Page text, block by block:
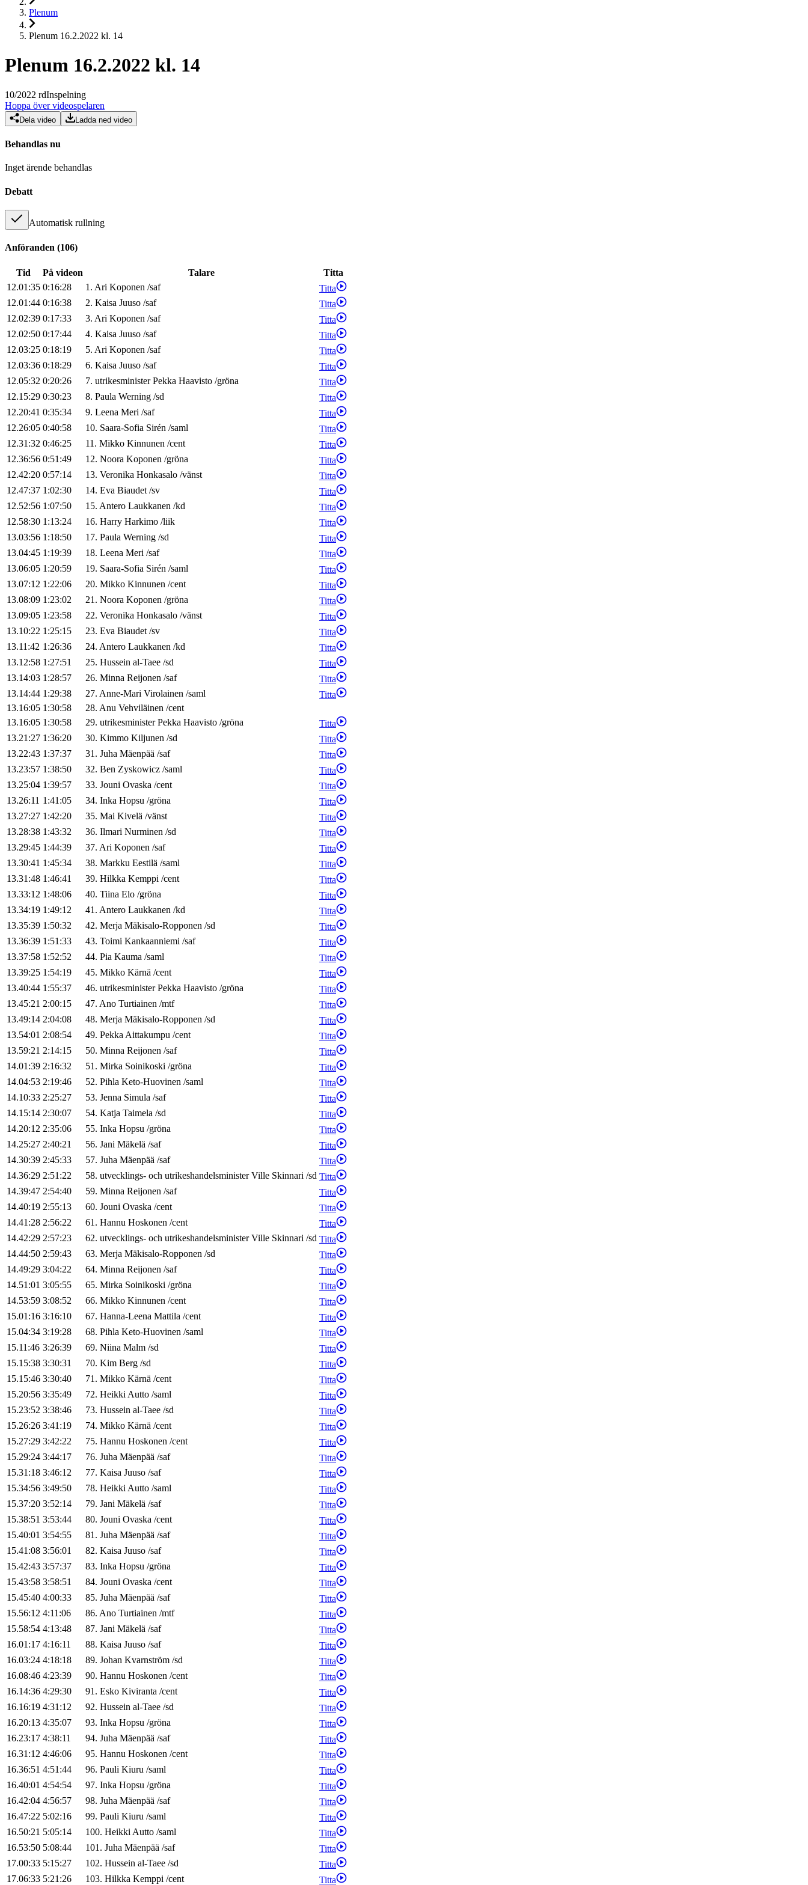
Plenum
Plenum 16.2.2022 kl. 14
Plenum 16.2.2022 kl. 14
10/2022 rdInspelning
Hoppa över videospelaren
Dela video Ladda ned video
Behandlas nu
Inget ärende behandlas
Debatt
Automatisk rullning
Anföranden (106)
Tid På videon Talare
Titta
12.01:35 0:16:28 1. Ari Koponen /saf
Titta
12.01:44 0:16:38 2. Kaisa Juuso /saf
Titta
12.02:39 0:17:33 3. Ari Koponen /saf
Titta
12.02:50 0:17:44 4. Kaisa Juuso /saf
Titta
12.03:25 0:18:19 5. Ari Koponen /saf
Titta
12.03:36 0:18:29 6. Kaisa Juuso /saf
Titta
12.05:32 0:20:26 7. utrikesminister Pekka Haavisto /gröna
Titta
12.15:29 0:30:23 8. Paula Werning /sd
Titta
12.20:41 0:35:34 9. Leena Meri /saf
Titta
12.26:05 0:40:58 10. Saara-Sofia Sirén /saml
Titta
12.31:32 0:46:25 11. Mikko Kinnunen /cent
Titta
12.36:56 0:51:49 12. Noora Koponen /gröna
Titta
12.42:20 0:57:14 13. Veronika Honkasalo /vänst
Titta
12.47:37 1:02:30 14. Eva Biaudet/sv
Titta
12.52:56 1:07:50 15. Antero Laukkanen /kd
Titta
12.58:30 1:13:24 16. Harry Harkimo /liik
Titta
13.03:56 1:18:50 17. Paula Werning /sd
Titta
13.04:45 1:19:39 18. Leena Meri /saf
Titta
13.06:05 1:20:59 19. Saara-Sofia Sirén /saml
Titta
13.07:12 1:22:06 20. Mikko Kinnunen /cent
Titta
13.08:09 1:23:02 21. Noora Koponen /gröna
Titta
13.09:05 1:23:58 22. Veronika Honkasalo /vänst
Titta
13.10:22 1:25:15 23. Eva Biaudet/sv
Titta
13.11:42 1:26:36 24. Antero Laukkanen /kd
Titta
13.12:58 1:27:51 25. Hussein al-Taee /sd
Titta
13.14:03 1:28:57 26. Minna Reijonen /saf
Titta
13.14:44 1:29:38 27. Anne-Mari Virolainen /saml
Titta
13.16:05 1:30:58 28. Anu Vehviläinen /cent
13.16:05 1:30:58 29. utrikesminister Pekka Haavisto /gröna
Titta
13.21:27 1:36:20 30. Kimmo Kiljunen /sd
Titta
13.22:43 1:37:37 31. Juha Mäenpää /saf
Titta
13.23:57 1:38:50 32. Ben Zyskowicz /saml
Titta
13.25:04 1:39:57 33. Jouni Ovaska /cent
Titta
13.26:11 1:41:05 34. Inka Hopsu /gröna
Titta
13.27:27 1:42:20 35. Mai Kivelä /vänst
Titta
13.28:38 1:43:32 36. Ilmari Nurminen /sd
Titta
13.29:45 1:44:39 37. Ari Koponen /saf
Titta
13.30:41 1:45:34 38. Markku Eestilä /saml
Titta
13.31:48 1:46:41 39. Hilkka Kemppi /cent
Titta
13.33:12 1:48:06 40. Tiina Elo /gröna
Titta
13.34:19 1:49:12 41. Antero Laukkanen /kd
Titta
13.35:39 1:50:32 42. Merja Mäkisalo-Ropponen /sd
Titta
13.36:39 1:51:33 43. Toimi Kankaanniemi /saf
Titta
13.37:58 1:52:52 44. Pia Kauma /saml
Titta
13.39:25 1:54:19 45. Mikko Kärnä /cent
Titta
13.40:44 1:55:37 46. utrikesminister Pekka Haavisto /gröna
Titta
13.45:21 2:00:15 47. Ano Turtiainen /mtf
Titta
13.49:14 2:04:08 48. Merja Mäkisalo-Ropponen /sd
Titta
13.54:01 2:08:54 49. PekkaAittakumpu /cent
Titta
13.59:21 2:14:15 50. Minna Reijonen /saf
Titta
14.01:39 2:16:32 51. Mirka Soinikoski /gröna
Titta
14.04:53 2:19:46 52. Pihla Keto-Huovinen /saml
Titta
14.10:33 2:25:27 53. Jenna Simula /saf
Titta
14.15:14 2:30:07 54. Katja Taimela /sd
Titta
14.20:12 2:35:06 55. Inka Hopsu /gröna
Titta
14.25:27 2:40:21 56. Jani Mäkelä /saf
Titta
14.30:39 2:45:33 57. Juha Mäenpää /saf
Titta
14.36:29 2:51:22 58. utvecklings- och utrikeshandelsminister Ville Skinnari /sd Titta
14.39:47 2:54:40 59. Minna Reijonen /saf
Titta
14.40:19 2:55:13 60. Jouni Ovaska /cent
Titta
14.41:28 2:56:22 61. Hannu Hoskonen /cent
Titta
14.42:29 2:57:23 62. utvecklings- och utrikeshandelsminister Ville Skinnari /sd Titta
14.44:50 2:59:43 63. Merja Mäkisalo-Ropponen /sd
Titta
14.49:29 3:04:22 64. Minna Reijonen /saf
Titta
14.51:01 3:05:55 65. Mirka Soinikoski /gröna
Titta
14.53:59 3:08:52 66. Mikko Kinnunen /cent
Titta
15.01:16 3:16:10 67. Hanna-Leena Mattila /cent
Titta
15.04:34 3:19:28 68. Pihla Keto-Huovinen /saml
Titta
15.11:46 3:26:39 69. Niina Malm /sd
Titta
15.15:38 3:30:31 70. Kim Berg /sd
Titta
15.15:46 3:30:40 71. Mikko Kärnä /cent
Titta
15.20:56 3:35:49 72. HeikkiAutto /saml
Titta
15.23:52 3:38:46 73. Hussein al-Taee /sd
Titta
15.26:26 3:41:19 74. Mikko Kärnä /cent
Titta
15.27:29 3:42:22 75. Hannu Hoskonen /cent
Titta
15.29:24 3:44:17 76. Juha Mäenpää /saf
Titta
15.31:18 3:46:12 77. Kaisa Juuso /saf
Titta
15.34:56 3:49:50 78. HeikkiAutto /saml
Titta
15.37:20 3:52:14 79. Jani Mäkelä /saf
Titta
15.38:51 3:53:44 80. Jouni Ovaska /cent
Titta
15.40:01 3:54:55 81. Juha Mäenpää /saf
Titta
15.41:08 3:56:01 82. Kaisa Juuso /saf
Titta
15.42:43 3:57:37 83. Inka Hopsu /gröna
Titta
15.43:58 3:58:51 84. Jouni Ovaska /cent
Titta
15.45:40 4:00:33 85. Juha Mäenpää /saf
Titta
15.56:12 4:11:06 86. Ano Turtiainen /mtf
Titta
15.58:54 4:13:48 87. Jani Mäkelä /saf
Titta
16.01:17 4:16:11 88. Kaisa Juuso /saf
Titta
16.03:24 4:18:18 89. Johan Kvarnström /sd
Titta
16.08:46 4:23:39 90. Hannu Hoskonen /cent
Titta
16.14:36 4:29:30 91. Esko Kiviranta /cent
Titta
16.16:19 4:31:12 92. Hussein al-Taee /sd
Titta
16.20:13 4:35:07 93. Inka Hopsu /gröna
Titta
16.23:17 4:38:11 94. Juha Mäenpää /saf
Titta
16.31:12 4:46:06 95. Hannu Hoskonen /cent
Titta
16.36:51 4:51:44 96. Pauli Kiuru /saml
Titta
16.40:01 4:54:54 97. Inka Hopsu /gröna
Titta
16.42:04 4:56:57 98. Juha Mäenpää /saf
Titta
16.47:22 5:02:16 99. Pauli Kiuru /saml
Titta
16.50:21 5:05:14 100. HeikkiAutto /saml
Titta
16.53:50 5:08:44 101. Juha Mäenpää /saf
Titta
17.00:33 5:15:27 102. Hussein al-Taee /sd
Titta
17.06:33 5:21:26 103. Hilkka Kemppi /cent Titta